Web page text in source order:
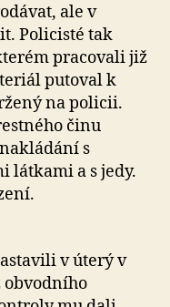
ale v
Policisté tak
pracovali již
putoval k
na policii.
činu
s
látkami a s jedy.
v úterý v
obvodního